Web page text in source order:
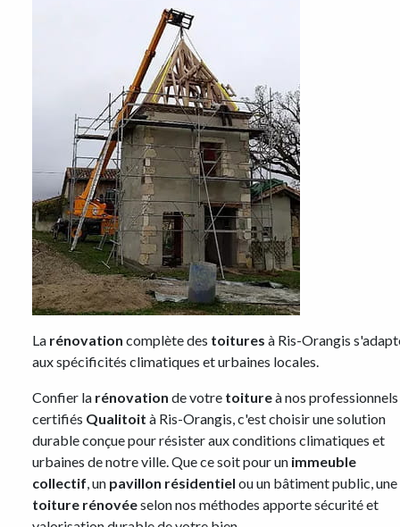
La rénovation complète des toitures à Ris-Orangis
aux spécificités climatiques et urbaines locales.
Confier la rénovation de votre toitureà nos professionnels
certifiés Qualitoit à Ris-Orangis, c'est choisir une solution
durable conçue pour résister aux conditions climatiques et
urbaines de notre ville. Que ce soit pour un immeuble
collectif, un pavillon résidentiel ou un bâtiment public, une
toiture rénovéeselon nos méthodes apporte sécurité et